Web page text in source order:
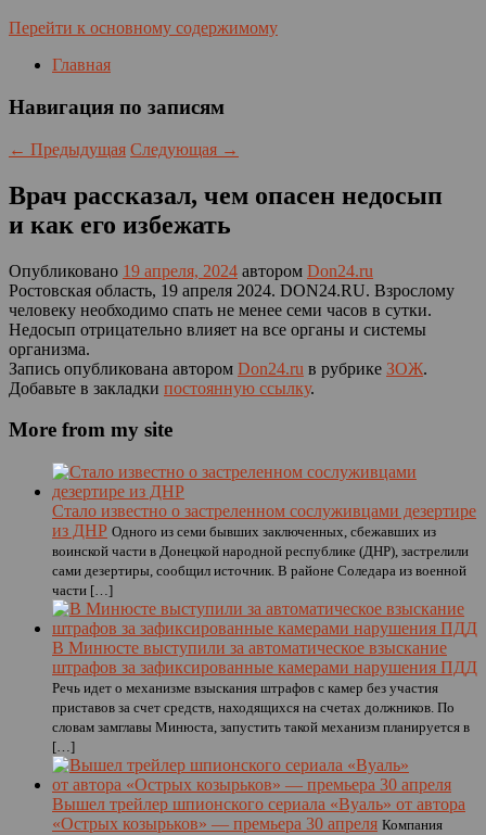
Перейти к основному содержимому
Главная
Навигация по записям
← Предыдущая Следующая →
Врач рассказал, чем опасен недосып
и как его избежать
Опубликовано 19 апреля, 2024 автором Don24.ru
Ростовская область, 19 апреля 2024. DON24.RU. Взрослому
человеку необходимо спать не менее семи часов в сутки.
Недосып отрицательно влияет на все органы и системы
организма.
Запись опубликована автором Don24.ru в рубрике ЗОЖ.
Добавьте в закладки постоянную ссылку.
More from my site
Стало известно о застреленном сослуживцами дезертире
из ДНР Одного из семи бывших заключенных, сбежавших из
воинской части в Донецкой народной республике (ДНР), застрелили
сами дезертиры, сообщил источник. В районе Соледара из военной
части […]
В Минюсте выступили за автоматическое взыскание
штрафов за зафиксированные камерами нарушения ПДД
Речь идет о механизме взыскания штрафов с камер без участия
приставов за счет средств, находящихся на счетах должников. По
словам замглавы Минюста, запустить такой механизм планируется в
[…]
Вышел трейлер шпионского сериала «Вуаль» от автора
«Острых козырьков» — премьера 30 апреля Компания